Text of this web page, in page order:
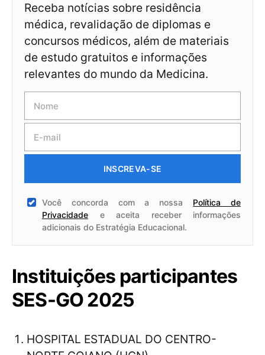
Receba notícias sobre residência
médica, revalidação de diplomas e
concursos médicos, além de materiais
de estudo gratuitos e informações
relevantes do mundo da Medicina.
INSCREVA-SE
Você concorda com a nossa Política de
Privacidade e aceita receber informações
adicionais do Estratégia Educacional.
Instituições participantes
SES-GO 2025
HOSPITAL ESTADUAL DO CENTRO-